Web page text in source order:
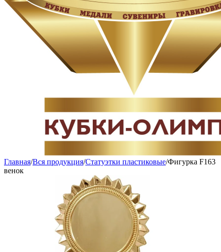
Главная/Вся продукция/Статуэтки пластиковые/Фигурка F163
венок